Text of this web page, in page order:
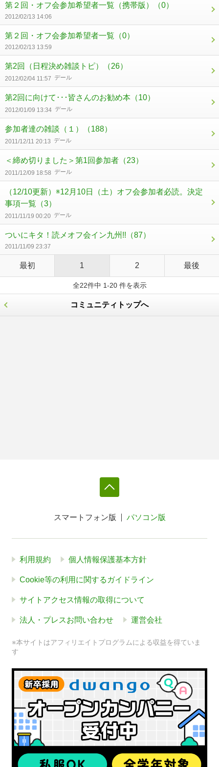
第２回・オフ会参加希望者一覧（携帯版） （0）
2012/02/13 14:06
第２回・オフ会参加希望者一覧 （0）
2012/02/13 13:59
第2回（日程決め雑談トピ） （26）
2012/02/04 11:57 デール
第2回に向けて･･･皆さんのお勧め本 （10）
2012/01/09 13:34 デール
参加者達の雑談（１） （188）
2011/12/11 20:13 デール
＜締め切りました＞第1回参加者 （23）
2011/12/09 18:58 デール
（12/10更新）※12月10日（土）オフ会参加者必読。決定
事項一覧 （3）
2011/11/19 00:20 デール
ついにキタ！読メオフ会イン九州!! （87）
2011/11/09 23:37
最初 1 2 最後
全22件中 1-20 件を表示
コミュニティトップへ
スマートフォン版 パソコン版
利用規約 個人情報保護基本方針
Cookie等の利用に関するガイドライン
サイトアクセス情報の取得について
法人・プレスお問い合わせ 運営会社
※本サイトはアフィリエイトプログラムによる収益を得ていま
す